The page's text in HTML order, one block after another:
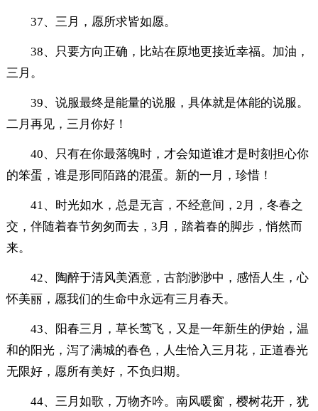
37、三月，愿所求皆如愿。
38、只要方向正确，比站在原地更接近幸福。加油，
三月。
39、说服最终是能量的说服，具体就是体能的说服。
二月再见，三月你好！
40、只有在你最落魄时，才会知道谁才是时刻担心你
的笨蛋，谁是形同陌路的混蛋。新的一月，珍惜！
41、时光如水，总是无言，不经意间，2月，冬春之
交，伴随着春节匆匆而去，3月，踏着春的脚步，悄然而
来。
42、陶醉于清风美酒意，古韵渺渺中，感悟人生，心
怀美丽，愿我们的生命中永远有三月春天。
43、阳春三月，草长莺飞，又是一年新生的伊始，温
和的阳光，泻了满城的春色，人生恰入三月花，正道春光
无限好，愿所有美好，不负归期。
44、三月如歌，万物齐吟。南风暖窗，樱树花开，犹